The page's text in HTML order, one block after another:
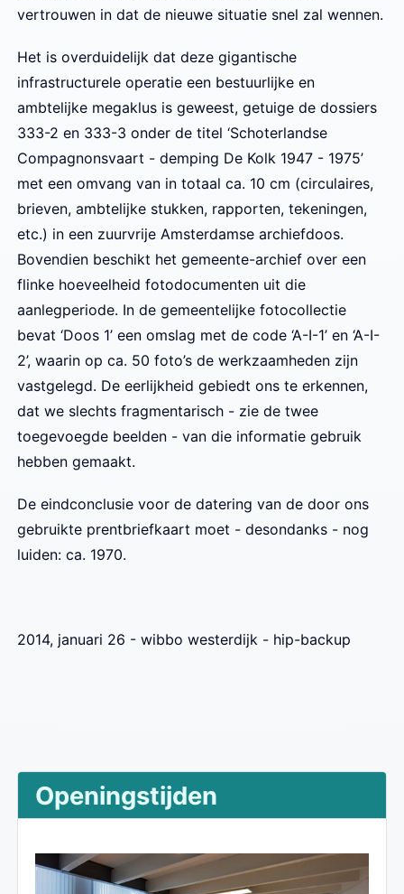
vertrouwen in dat de nieuwe situatie snel zal wennen.
Het is overduidelijk dat deze gigantische
infrastructurele operatie een bestuurlijke en
ambtelijke megaklus is geweest, getuige de dossiers
333-2 en 333-3 onder de titel ‘Schoterlandse
Compagnonsvaart - demping De Kolk 1947 - 1975’
met een omvang van in totaal ca. 10 cm (circulaires,
brieven, ambtelijke stukken, rapporten, tekeningen,
etc.) in een zuurvrije Amsterdamse archiefdoos.
Bovendien beschikt het gemeente-archief over een
flinke hoeveelheid fotodocumenten uit die
aanlegperiode. In de gemeentelijke fotocollectie
bevat ‘Doos 1’ een omslag met de code ‘A-I-1’ en ‘A-I-
2’, waarin op ca. 50 foto’s de werkzaamheden zijn
vastgelegd. De eerlijkheid gebiedt ons te erkennen,
dat we slechts fragmentarisch - zie de twee
toegevoegde beelden - van die informatie gebruik
hebben gemaakt.
De eindconclusie voor de datering van de door ons
gebruikte prentbriefkaart moet - desondanks - nog
luiden: ca. 1970.
2014, januari 26 - wibbo westerdijk - hip-backup
Openingstijden